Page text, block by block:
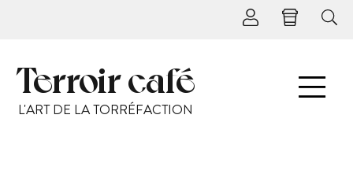
Terroir café
L'ART DE LA TORRÉFACTION